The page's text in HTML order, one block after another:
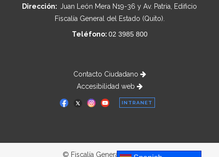
Dirección: Juan León Mera N19-36 y Av. Patria, Edificio
Fiscalía General del Estado (Quito).
Teléfono: 02 3985 800
Contacto Ciudadano
Accesibilidad web
INTRANET
© Fiscalía General del Estado